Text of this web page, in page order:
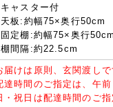
ャスター付
板:約幅75×奥行50cm
定棚:約幅75×奥行
間隔:約22.5cm
届けは原則、玄関渡し
達時間のご指定は、午
・祝日は配達時間のご